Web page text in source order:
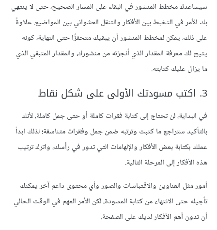
سيساعدك مخطط المنشور في البقاء على المسار الصحيح، حتى لا ينتهي
بك الأمر في التخبط بين الأفكار والتنقل العشوائي بين المواضيع. علاوةً
على ذلك، يمكن لمخطط المنشور أن يبقيك متحفزًا حتى النهاية، كونه
يتيح لك معرفة المقدار الذي أنجزته من منشورك، والمقدار المتبقي الذي
ما يزال عليك كتابته.
3. اكتب مسودتك الأولى على شكل نقاط
في البداية، لن تحتاج إلى كتابة فقرات كاملة أو حتى جمل كاملة، لأنك
بالتأكيد ستراجع ما كتبت وترتبه ضمن جمل وفقرات متناسقة؛ لذلك ابدأ
عملك بكتابة بعض الأفكار والإلهامات التي تدور في رأسك، واترك ترتيب
هذه الأفكار إلى المرحلة التالية.
أمور مثل العناوين والاقتباسات والصور وأي محتوى داعم آخر يمكنك
تأجيله حتى الانتهاء من كتابة المسودة، لكن الأمر المهم في الوقت الحالي
أن تدون أهم الأفكار لديك على الصفحة.